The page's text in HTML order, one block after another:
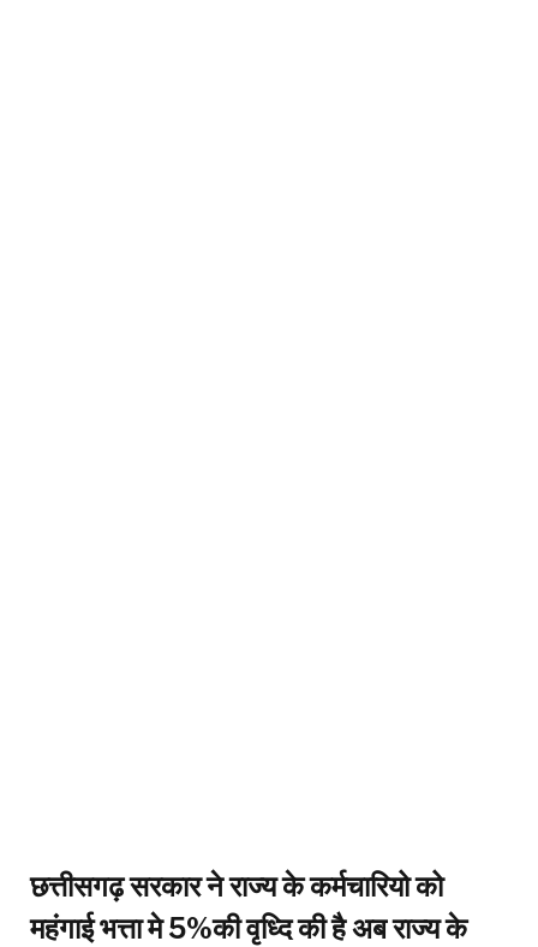
छत्तीसगढ़ सरकार ने राज्य के कर्मचारियो को
महंगाई भत्ता मे 5%की वृध्दि की है अब राज्य के